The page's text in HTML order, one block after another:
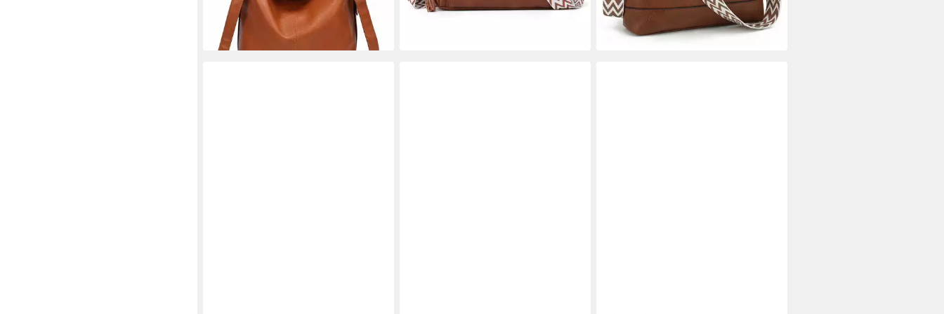
Optik Henkeltasche Reise Crossbody
+11 lieferbar - in 3-4 Werktagen bei dir